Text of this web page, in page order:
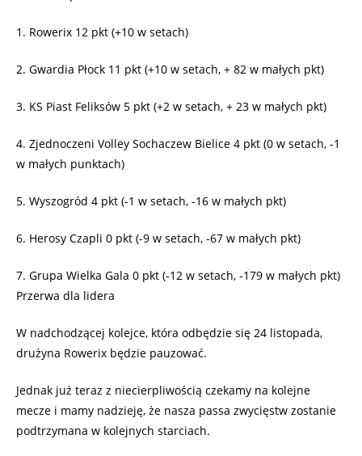
1. Rowerix 12 pkt (+10 w setach)
2. Gwardia Płock 11 pkt (+10 w setach, + 82 w małych pkt)
3. KS Piast Feliksów 5 pkt (+2 w setach, + 23 w małych pkt)
4. Zjednoczeni Volley Sochaczew Bielice 4 pkt (0 w setach, -1
w małych punktach)
5. Wyszogród 4 pkt (-1 w setach, -16 w małych pkt)
6. Herosy Czapli 0 pkt (-9 w setach, -67 w małych pkt)
7. Grupa Wielka Gala 0 pkt (-12 w setach, -179 w małych pkt)
Przerwa dla lidera
W nadchodzącej kolejce, która odbędzie się 24 listopada,
drużyna Rowerix będzie pauzować.
Jednak już teraz z niecierpliwością czekamy na kolejne
mecze i mamy nadzieję, że nasza passa zwycięstw zostanie
podtrzymana w kolejnych starciach.